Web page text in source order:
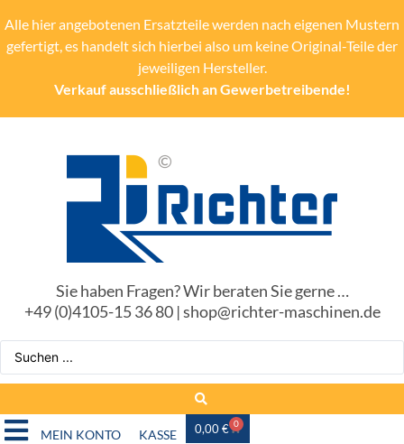
Alle hier angebotenen Ersatzteile werden nach eigenen Mustern
gefertigt, es handelt sich hierbei also um keine Original-Teile der
jeweiligen Hersteller.
Verkauf ausschließlich an Gewerbetreibende!
Sie haben Fragen? Wir beraten Sie gerne …
+49 (0)4105-15 36 80 | shop@richter-maschinen.de
MEIN KONTO KASSE 0,00€ 0